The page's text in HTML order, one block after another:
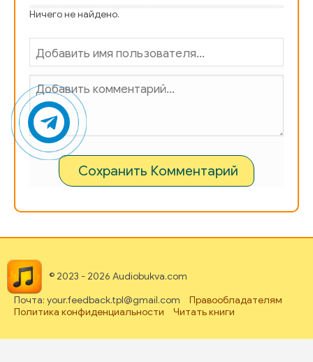
Ничего не найдено.
Сохранить Комментарий
© 2023 - 2026 Audiobukva.com
Почта: your.feedback.tpl@gmail.com
Правообладателям
Политика конфиденциальности
Читать книги